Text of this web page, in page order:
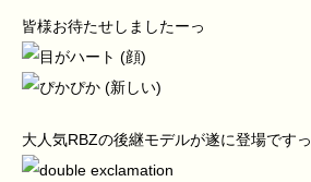
皆様お待たせしましたーっ
大人気RBZの後継モデルが遂に登場ですっ